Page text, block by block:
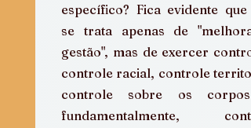
específico? Fica evidente que
se trata apenas de
gestão", mas de exercer
controle racial, controle
controle sobre os
fundamentalmente,